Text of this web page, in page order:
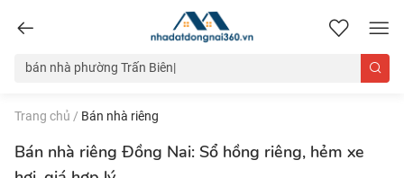
nhadatdongnai360.vn
Trang chủ / Bán nhà riêng
Bán nhà riêng Đồng Nai: Sổ hồng riêng, hẻm xe